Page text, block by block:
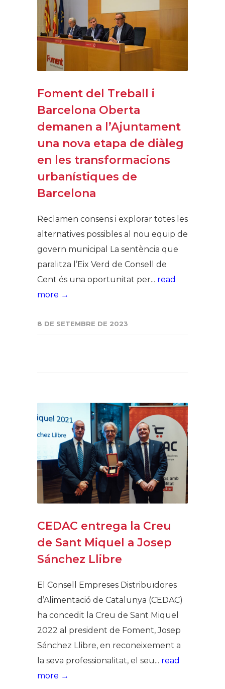
Foment del Treball i
Barcelona Oberta
demanen a l’Ajuntament
una nova etapa de diàleg
en les transformacions
urbanístiques de
Barcelona
Reclamen consens i explorar totes les
alternatives possibles al nou equip de
govern municipal La sentència que
paralitza l’Eix Verd de Consell de
Cent és una oportunitat per... read
more →
8 DE SETEMBRE DE 2023
CEDAC entrega la Creu
de Sant Miquel a Josep
Sánchez Llibre
El Consell Empreses Distribuïdores
d’Alimentació de Catalunya (CEDAC)
ha concedit la Creu de Sant Miquel
2022 al president de Foment, Josep
Sánchez Llibre, en reconeixement a
la seva professionalitat, el seu... read
more →